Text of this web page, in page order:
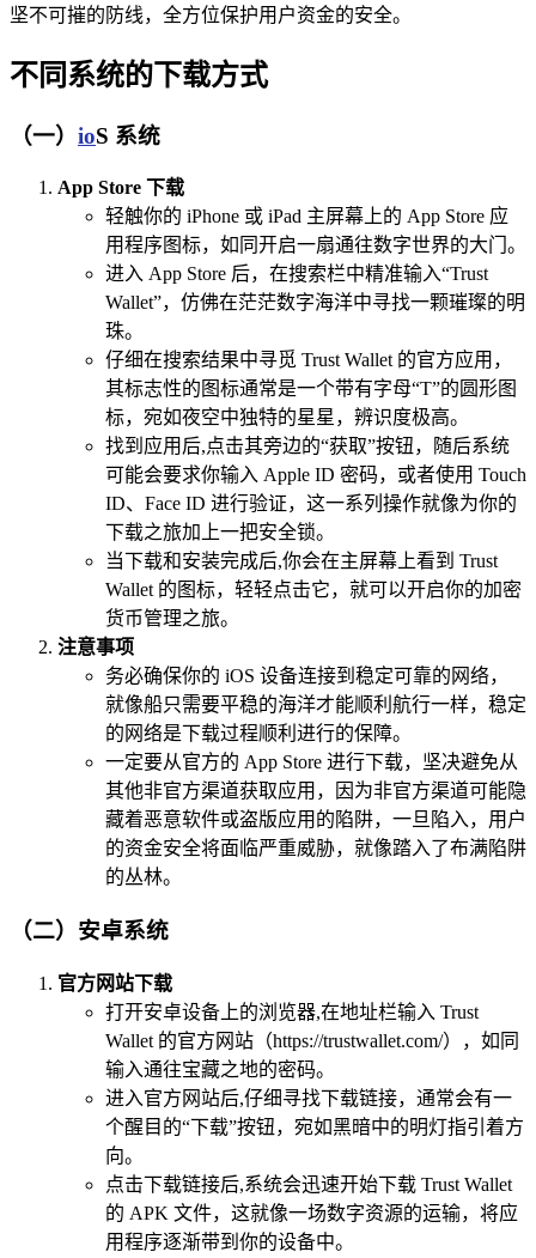
坚不可摧的防线，全方位保护用户资金的安全。
不同系统的下载方式
（一） ioS 系统
App Store 下载
轻触你的 iPhone 或 iPad 主屏幕上的 App Store 应
用程序图标，如同开启一扇通往数字世界的大门。
进入 App Store 后，在搜索栏中精准输入“Trust
Wallet”，仿佛在茫茫数字海洋中寻找一颗璀璨的明
珠。
仔细在搜索结果中寻觅 Trust Wallet 的官方应用，
其标志性的图标通常是一个带有字母“T”的圆形图
标，宛如夜空中独特的星星，辨识度极高。
找到应用后,点击其旁边的“获取”按钮，随后系统
可能会要求你输入 Apple ID 密码，或者使用 Touch
ID、Face ID 进行验证，这一系列操作就像为你的
下载之旅加上一把安全锁。
当下载和安装完成后,你会在主屏幕上看到 Trust
Wallet 的图标，轻轻点击它，就可以开启你的加密
货币管理之旅。
注意事项
务必确保你的 iOS 设备连接到稳定可靠的网络，
就像船只需要平稳的海洋才能顺利航行一样，稳定
的网络是下载过程顺利进行的保障。
一定要从官方的 App Store 进行下载，坚决避免从
其他非官方渠道获取应用，因为非官方渠道可能隐
藏着恶意软件或盗版应用的陷阱，一旦陷入，用户
的资金安全将面临严重威胁，就像踏入了布满陷阱
的丛林。
（二）安卓系统
官方网站下载
打开安卓设备上的浏览器,在地址栏输入 Trust
Wallet 的官方网站（https://trustwallet.com/），如同
输入通往宝藏之地的密码。
进入官方网站后,仔细寻找下载链接，通常会有一
个醒目的“下载”按钮，宛如黑暗中的明灯指引着方
向。
点击下载链接后,系统会迅速开始下载 Trust Wallet
的 APK 文件，这就像一场数字资源的运输，将应
用程序逐渐带到你的设备中。